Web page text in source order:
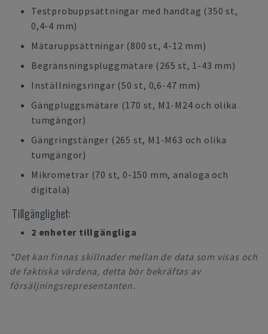
Testprobuppsättningar med handtag (350 st,
0,4-4 mm)
Mätaruppsättningar (800 st, 4-12 mm)
Begränsningspluggmätare (265 st, 1-43 mm)
Inställningsringar (50 st, 0,6-47 mm)
Gängpluggsmätare (170 st, M1-M24 och olika
tumgängor)
Gängringstänger (265 st, M1-M63 och olika
tumgängor)
Mikrometrar (70 st, 0-150 mm, analoga och
digitala)
Tillgänglighet:
2 enheter tillgängliga
*Det kan finnas skillnader mellan de data som visas och
de faktiska värdena, detta bör bekräftas av
försäljningsrepresentanten.